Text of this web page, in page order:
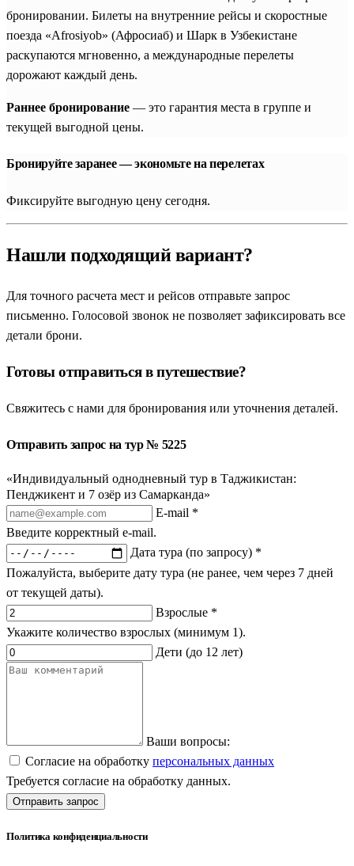
бронировании. Билеты на внутренние рейсы и скоростные
поезда «Afrosiyob» (Афросиаб) и Шарк в Узбекистане
раскупаются мгновенно, а международные перелеты
дорожают каждый день.
Раннее бронирование — это гарантия места в группе и
текущей выгодной цены.
Бронируйте заранее — экономьте на перелетах
Фиксируйте выгодную цену сегодня.
Нашли подходящий вариант?
Для точного расчета мест и рейсов отправьте запрос
письменно. Голосовой звонок не позволяет зафиксировать все
детали брони.
Готовы отправиться в путешествие?
Свяжитесь с нами для бронирования или уточнения деталей.
Отправить запрос на тур № 5225
«Индивидуальный однодневный тур в Таджикистан:
Пенджикент и 7 озёр из Самарканда»
E-mail *
Введите корректный e-mail.
Дата тура (по запросу) *
Пожалуйста, выберите дату тура (не ранее, чем через 7 дней
от текущей даты).
Взрослые *
Укажите количество взрослых (минимум 1).
Дети (до 12 лет)
Ваши вопросы:
Согласие на обработку персональных данных
Требуется согласие на обработку данных.
Отправить запрос
Политика конфиденциальности